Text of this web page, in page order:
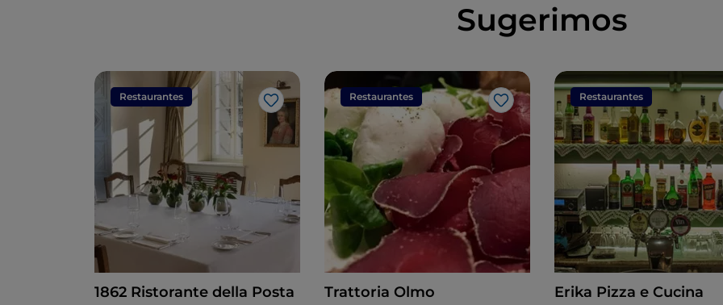
Sugerimos
Restaurantes
Gosto
1862 Ristorante della Posta
Restaurantes
Gosto
Trattoria Olmo
Restaurantes
Erika Pizza e Cucina